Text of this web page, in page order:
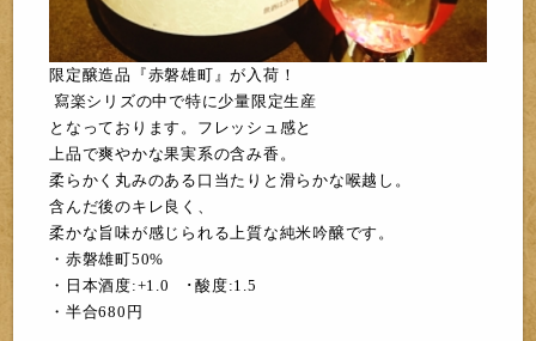
限定醸造品『赤磐雄町』が入荷！
寫楽シリ ズの中で特に少量限定生産
となっております。フレッシュ感と
上品で爽やかな果実系の含み香。
柔らかく丸みのある口当たりと滑らかな喉越し。
含んだ後のキレ良く、
柔かな旨味が感じられる上質な純米吟醸です。
・赤磐雄町50%
・日本酒度:+1.0 ･酸度:1.5
・半合680円